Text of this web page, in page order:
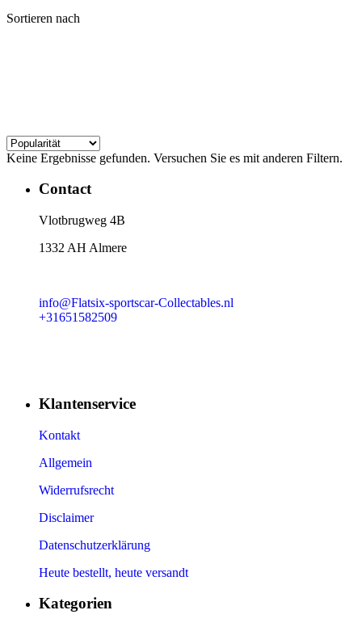
Sortieren nach
Keine Ergebnisse gefunden. Versuchen Sie es mit anderen Filtern.
Contact
​Vlotbrugweg 4B
1332 AH Almere
info@Flatsix-sportscar-Collectables.nl
+31651582509
Klantenservice
Kontakt
Allgemein
Widerrufsrecht
Disclaimer
Datenschutzerklärung
Heute bestellt, heute versandt
Kategorien